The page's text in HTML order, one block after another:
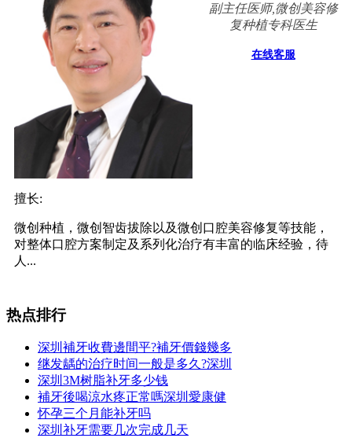
副主任医师,微创美容修
复种植专科医生
在线客服
擅长:
微创种植，微创智齿拔除以及微创口腔美容修复等技能，
对整体口腔方案制定及系列化治疗有丰富的临床经验，待
人...
热点排行
深圳補牙收費邊間平?補牙價錢幾多
继发龋的治疗时间一般是多久?深圳
深圳3M树脂补牙多少钱
補牙後喝涼水疼正常嗎深圳愛康健
怀孕三个月能补牙吗
深圳补牙需要几次完成几天